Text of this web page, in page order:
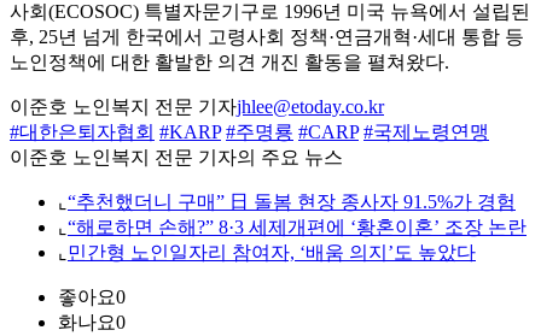
사회(ECOSOC) 특별자문기구로 1996년 미국 뉴욕에서 설립된
후, 25년 넘게 한국에서 고령사회 정책·연금개혁·세대 통합 등
노인정책에 대한 활발한 의견 개진 활동을 펼쳐왔다.
이준호 노인복지 전문 기자jhlee@etoday.co.kr
#대한은퇴자협회 #KARP #주명룡 #CARP #국제노령연맹
이준호 노인복지 전문 기자의 주요 뉴스
⌞ “추천했더니 구매” 日 돌봄 현장 종사자 91.5%가 경험
⌞ “해로하면 손해?” 8·3 세제개편에 ‘황혼이혼’ 조장 논란
⌞ 민간형 노인일자리 참여자, ‘배움 의지’도 높았다
좋아요0
화나요0